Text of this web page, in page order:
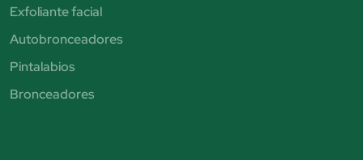
Exfoliante facial
Autobronceadores
Pintalabios
Bronceadores